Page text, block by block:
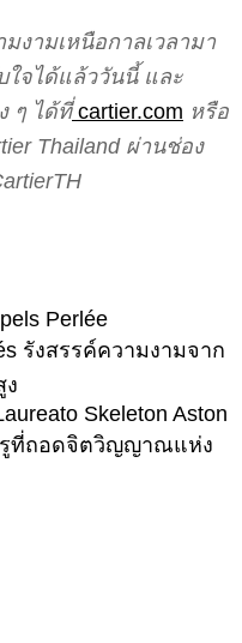
งามเหนือกาลเวลามา
จได้แล้ววันนี้ และ
ๆ ได้ที่cartier.com หรือ
Thailand ผ่านช่อง
Perlée
รังสรรค์ความงามจาก
Skeleton Aston
รูที่ถอดจิตวิญญาณแห่ง